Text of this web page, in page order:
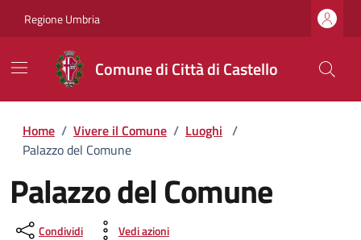
Regione Umbria
Comune di Città di Castello
Home / Vivere il Comune / Luoghi /
Palazzo del Comune
Palazzo del Comune
Condividi Vedi azioni